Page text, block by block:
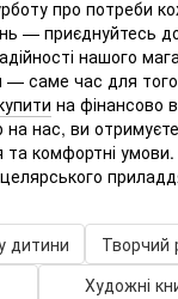
про потреби
— приєднуйтесь
нашого
— саме час для
на фінансово
на нас, ви
та комфортні
дитини
Творчий
Художні